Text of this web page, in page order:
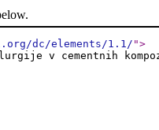
dc/elements/1.1/ ">
v cementnih